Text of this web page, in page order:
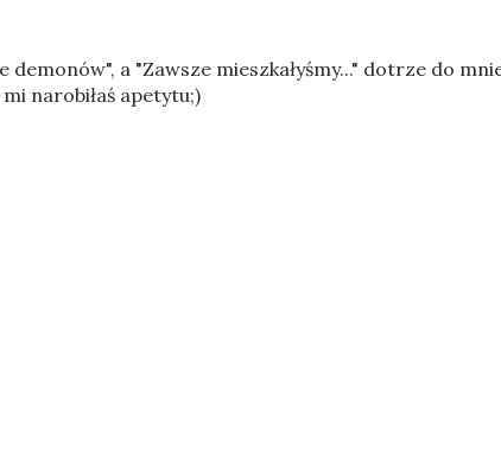
a "Zawsze mieszkałyśmy..." dotrze do
narobiłaś apetytu;)